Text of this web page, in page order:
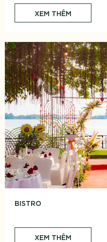
XEM THÊM
BISTRO
XEM THÊM